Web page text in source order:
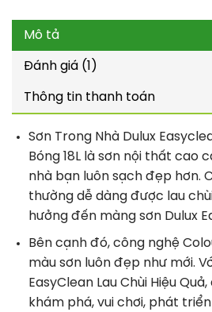
Mô tả
Đánh giá (1)
Thông tin thanh toán
Sơn Trong Nhà Dulux
Bóng 18L là sơn nội thất cao
nhà bạn luôn sạch đẹp hơn.
thường dễ dàng được lau
hưởng đến màng sơn Dulux
Bên cạnh đó, công nghệ
màu sơn luôn đẹp như mới.
EasyClean Lau Chùi Hiệu
khám phá, vui chơi, phát